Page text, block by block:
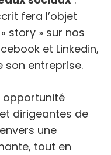
fera l’objet
story » sur nos
et Linkedin,
son entreprise.
opportunité
dirigeantes de
une
tout en